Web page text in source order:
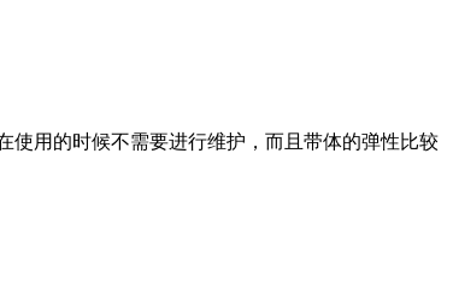
用的时候不需要进行维护，而且带体的弹性比较